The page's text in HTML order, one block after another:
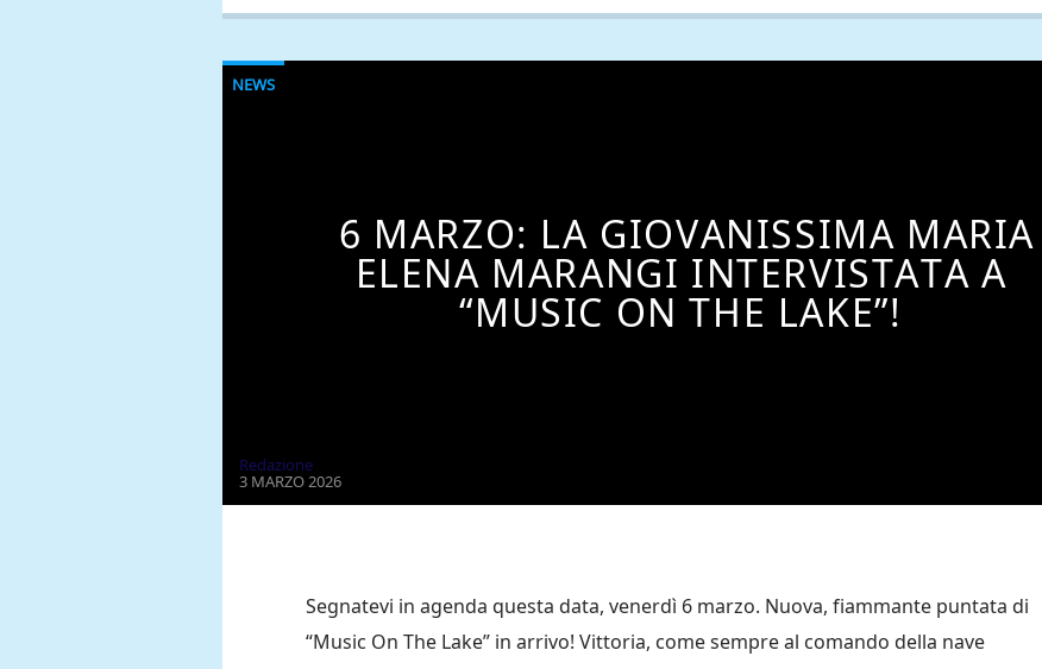
NEWS
6 MARZO: LA GIOVANISSIMA MARIA
ELENA MARANGI INTERVISTATA A
“MUSIC ON THE LAKE”!
Redazione
3 MARZO 2026
Segnatevi in agenda questa data, venerdì 6 marzo. Nuova, fiammante puntata di
“Music On The Lake” in arrivo! Vittoria, come sempre al comando della nave